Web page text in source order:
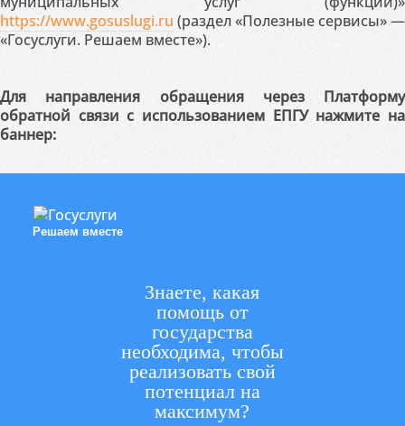
https://www.gosuslugi.ru (раздел «Полезные сервисы» —
«Госуслуги. Решаем вместе»).
Для направления обращения через Платформу
обратной связи с использованием ЕПГУ нажмите на
баннер:
Решаем вместе
Знаете, какая
помощь от
государства
необходима, чтобы
реализовать свой
потенциал на
максимум?